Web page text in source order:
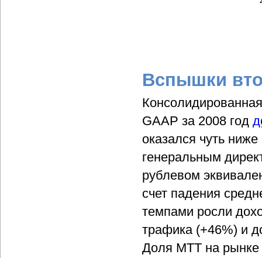
Вспышки
GAAP за 2008 год
оказался чуть
генеральным
рублевом
счет падения
темпами росли
трафика (+46%) и
Доля МТТ на рынке